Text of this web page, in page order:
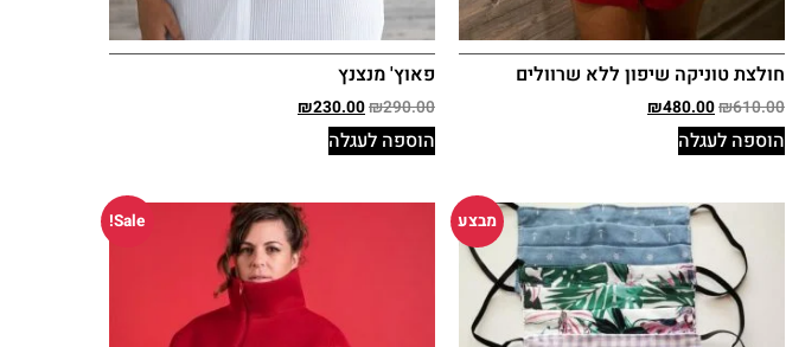
חולצת טוניקה שיפון ללא שרוולים
₪610.00
₪480.00
הוספה לעגלה
פאוץ' מנצנץ
₪290.00
₪230.00
הוספה לעגלה
מבצע Sale!